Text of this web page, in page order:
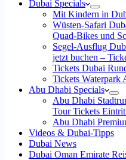
Dubai Specials
Mit Kindern in
Wüsten-Safari
Quad-Bikes und
Segel-Ausflug
jetzt buchen –
Tickets Dubai
Tickets Waterpark
Abu Dhabi Specials
Abu Dhabi
Tour Tickets
Abu Dhabi
Videos & Dubai-Tipps
Dubai News
Dubai Oman Emirate